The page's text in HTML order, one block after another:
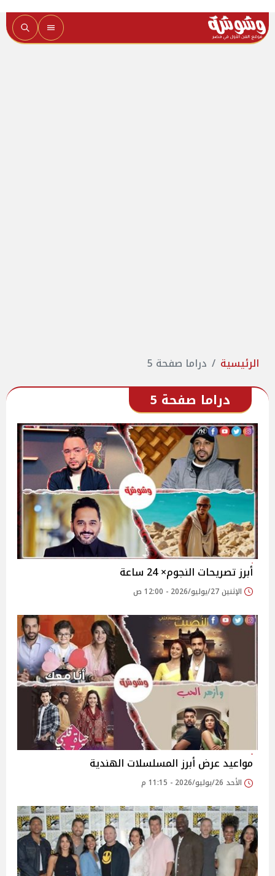
الرئيسية دراما صفحة 5
دراما صفحة 5
أبرز تصريحات النجوم× 24 ساعة
الإثنين 27/يوليو/2026 - 12:00 ص
مواعيد عرض أبرز المسلسلات الهندية
الأحد 26/يوليو/2026 - 11:15 م